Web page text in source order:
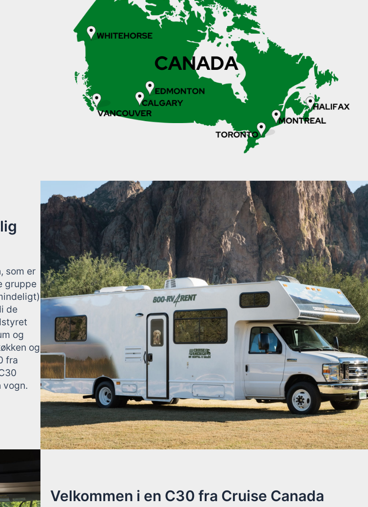
som er
gruppe
de
og
og
fra
vogn.
Velkommen i en C30 fra Cruise Canada